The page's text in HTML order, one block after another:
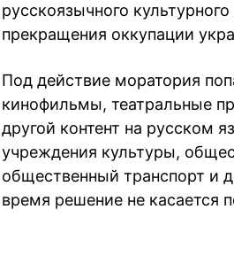
русскоязычного
прекращения оккупации
Под действие моратория
кинофильмы, театральные
другой контент на русском
учреждения культуры,
общественный транспорт и
время решение не касается